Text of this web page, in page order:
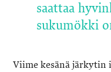
saattaa
sukumökki
Viime kesänä järkytin